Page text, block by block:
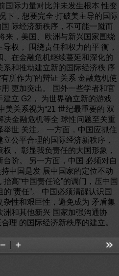
国际力量对比并未发生根本 性变
下，想要完全 打破美主导的国际
际经济新秩序，不可能一蹴而
来，美国、欧洲与新兴国家围绕
权， 围绕责任和权力的平 衡，
在金融危机继续蔓延和深化的
和推动建立新的国际经济秩 序
所作为”的辩证 关系 金融危机使
更加突出。 国外一些学者和官
建立 G2， 为世界确立新的游戏
美关系视为“21 世纪最重要的 双
决金融危机等全 球性问题至关重
世 关注。 一方面，中国应抓住
公平合理的国际经济新秩序，
， 彰显我负责任的大国形象，
阶。 另一方面，中国 必须对自
中国是发 展中国家的定位不动
高“中国责任论”的调门，压中国
“责任”。 中国必须清醒认识国
性和艰巨性，避免成为 矛盾集
洲和其他新兴 国家加强沟通协
理 的国际经济新秩序的建立。
Zoom